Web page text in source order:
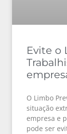
Evite o
O Limbo
situação
empresa e
pode ser